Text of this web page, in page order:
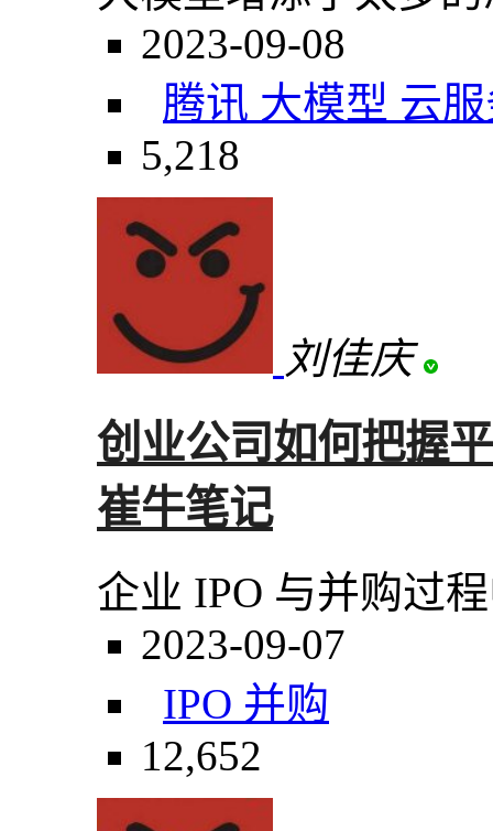
2023-09-08
腾讯 大模型 云
5,218
刘佳庆
创业公司如何把握
崔牛笔记
企业 IPO 与并购过
2023-09-07
IPO 并购
12,652